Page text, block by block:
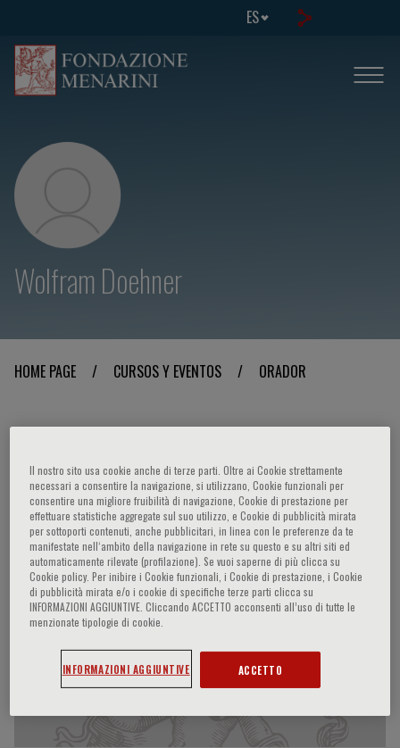
ES
Wolfram Doehner
HOME PAGE / CURSOS Y EVENTOS / ORADOR
Wolfram Doehner
Participaciones del ponente
Il nostro sito usa cookie anche di terze parti. Oltre ai Cookie strettamente
necessari a consentire la navigazione, si utilizzano, Cookie funzionali per
consentire una migliore fruibilità di navigazione, Cookie di prestazione per
effettuare statistiche aggregate sul suo utilizzo, e Cookie di pubblicità mirata
per sottoporti contenuti, anche pubblicitari, in linea con le preferenze da te
manifestate nell‘ambito della navigazione in rete su questo e su altri siti ed
automaticamente rilevate (profilazione). Se vuoi saperne di più clicca su
Cookie policy. Per inibire i Cookie funzionali, i Cookie di prestazione, i Cookie
di pubblicità mirata e/o i cookie di specifiche terze parti clicca su
INFORMAZIONI AGGIUNTIVE. Cliccando ACCETTO acconsenti all’uso di tutte le
menzionate tipologie di cookie.
INFORMAZIONI AGGIUNTIVE ACCETTO